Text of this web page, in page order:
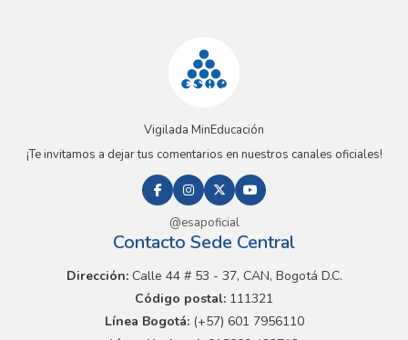
Vigilada MinEducación
¡Te invitamos a dejar tus comentarios en nuestros canales oficiales!
@esapoficial
Contacto Sede Central
Dirección:Calle 44 # 53 - 37, CAN, Bogotá D.C.
Código postal: 111321
Línea Bogotá:(+57) 601 7956110